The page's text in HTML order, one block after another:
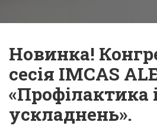
Новинка!
сесія IMCAS
«Профілактика
ускладнень».